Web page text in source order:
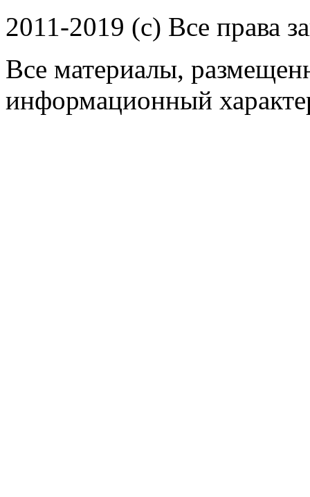
2011-2019 (c) Все права
Все материалы,
информационный